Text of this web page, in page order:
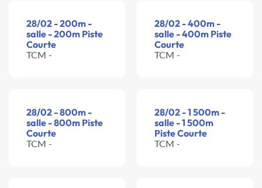
28/02 - 200m -
salle - 200m Piste
Courte
TCM -
28/02 - 400m -
salle - 400m Piste
Courte
TCM -
28/02 - 800m -
salle - 800m Piste
Courte
TCM -
28/02 - 1 500m -
salle - 1 500m
Piste Courte
TCM -